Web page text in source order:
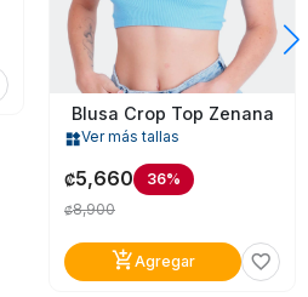
Blusa Crop Top Zenana
widgetsVer más tallas
₡5,660 36%
₡8,900
add_shopping_cartAgregar favorite_border